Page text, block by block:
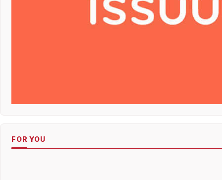
FOR YOU